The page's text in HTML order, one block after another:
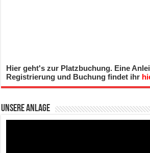
Hier geht's zur Platzbuchung. Eine
Registrierung und Buchung findet ihr
Unsere Anlage